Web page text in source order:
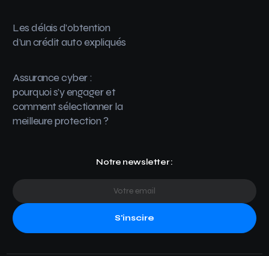
Les délais d’obtention
d’un crédit auto expliqués
Assurance cyber :
pourquoi s’y engager et
comment sélectionner la
meilleure protection ?
Notre newsletter :
S'inscire